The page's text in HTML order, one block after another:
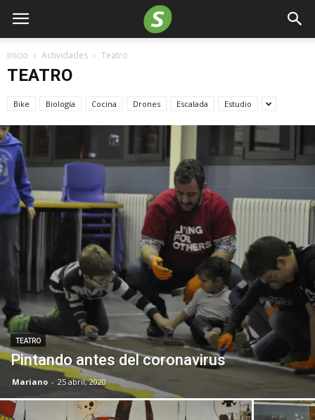
Inicio Actividades Teatro
TEATRO
Bike Biología Cocina Drones Escalada Estudio
TEATRO
Pintando antes del coronavirus
Mariano - 25 abril, 2020